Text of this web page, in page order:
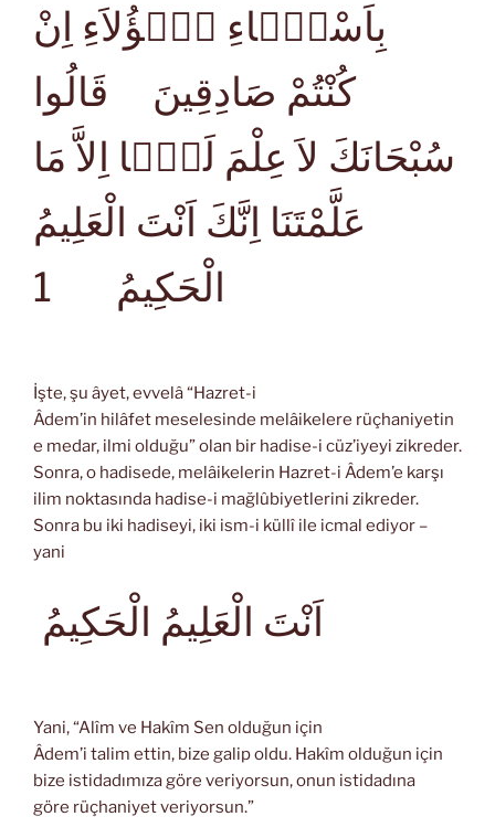
بِاَسْمَۤاءِ هٰۤؤُلاَءِ اِنْ
كُنْتُمْ صَادِقِينَ قَالُوا
سُبْحَانَكَ لاَ عِلْمَ لَنَۤا اِلاَّ مَا
عَلَّمْتَنَا اِنَّكَ اَنْتَ الْعَلِيمُ
الْحَكِيمُ
1
İşte, şu âyet, evvelâ “Hazret-i
Âdem’in hilâfet meselesinde melâikelere rüçhaniyetin
e medar, ilmi olduğu” olan bir hadise-i cüz’iyeyi zikreder.
Sonra, o hadisede, melâikelerin Hazret-i Âdem’e karşı
ilim noktasında hadise-i mağlûbiyetlerini zikreder.
Sonra bu iki hadiseyi, iki ism-i küllî ile icmal ediyor –
yani
Yani, “Alîm ve Hakîm Sen olduğun için
Âdem’i talim ettin, bize galip oldu. Hakîm olduğun için
bize istidadımıza göre veriyorsun, onun istidadına
göre rüçhaniyet veriyorsun.”